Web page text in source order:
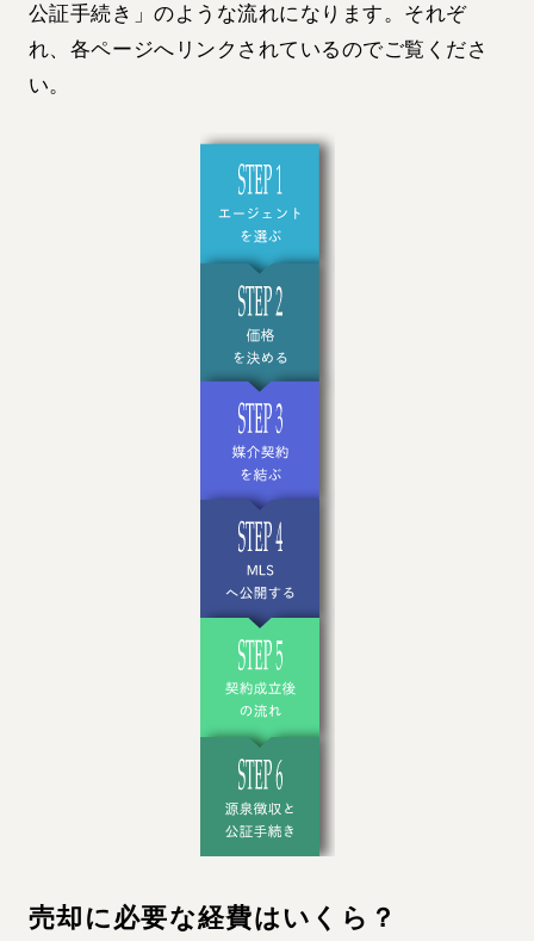
公証手続き」のような流れになります。それぞ
れ、各ページへリンクされているのでご覧くださ
い。
売却に必要な経費はいくら？